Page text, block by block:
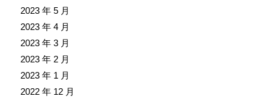
2023 年 5 月
2023 年 4 月
2023 年 3 月
2023 年 2 月
2023 年 1 月
2022 年 12 月